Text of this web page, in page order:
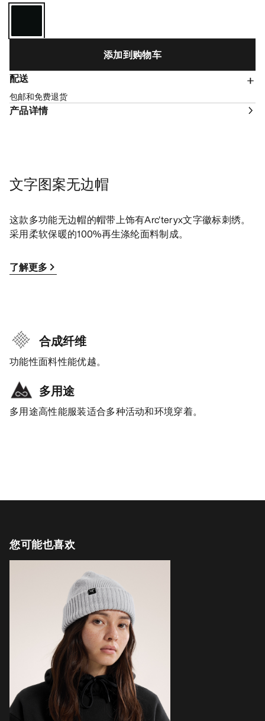
添加到购物车
配送
包邮和免费退货
产品详情
文字图案无边帽
这款多功能无边帽的帽带上饰有Arc'teryx文字徽标刺绣。
采用柔软保暖的100%再生涤纶面料制成。
了解更多
合成纤维
功能性面料性能优越。
多用途
多用途高性能服装适合多种活动和环境穿着。
您可能也喜欢